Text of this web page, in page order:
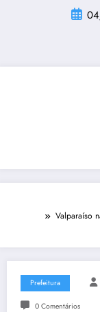
Valparaíso
Prefeitura
0 Comentários